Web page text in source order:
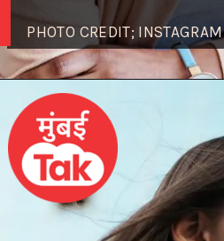
PHOTO CREDIT; INSTAGRAM